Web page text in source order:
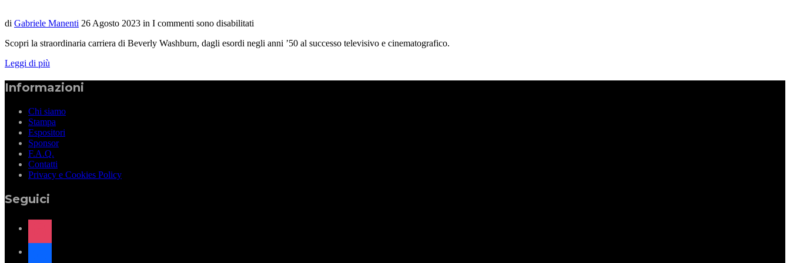
di Gabriele Manenti 26 Agosto 2023 in I commenti sono disabilitati
Scopri la straordinaria carriera di Beverly Washburn, dagli esordi negli anni ’50 al successo televisivo e cinematografico.
Leggi di più
Informazioni
Chi siamo
Stampa
Espositori
Sponsor
F.A.Q.
Contatti
Privacy e Cookies Policy
Seguici
instagram
facebook